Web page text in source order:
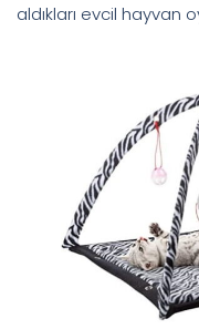
aldıkları evcil hayvan